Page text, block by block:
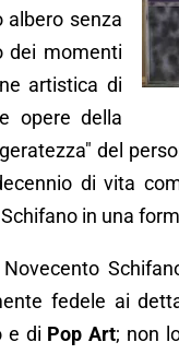
albero senza
dei momenti
artistica di
opere della
del
di vita
in una
fedele ai
e di Pop Art; non